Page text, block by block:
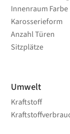
Innenraum Farbe
Karosserieform
Anzahl Türen
Sitzplätze
Umwelt
Kraftstoff